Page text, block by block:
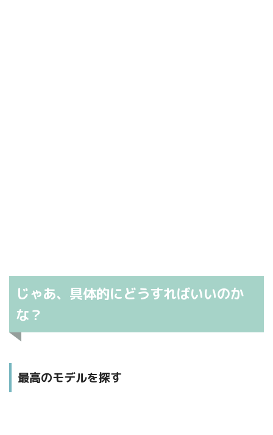
じゃあ、具体的にどうすればいいのか
な？
最高のモデルを探す